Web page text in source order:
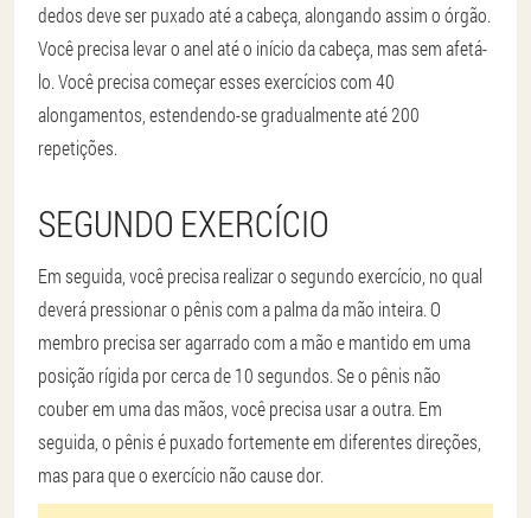
dedos deve ser puxado até a cabeça, alongando assim o órgão.
Você precisa levar o anel até o início da cabeça, mas sem afetá-
lo. Você precisa começar esses exercícios com 40
alongamentos, estendendo-se gradualmente até 200
repetições.
SEGUNDO EXERCÍCIO
Em seguida, você precisa realizar o segundo exercício, no qual
deverá pressionar o pênis com a palma da mão inteira. O
membro precisa ser agarrado com a mão e mantido em uma
posição rígida por cerca de 10 segundos. Se o pênis não
couber em uma das mãos, você precisa usar a outra. Em
seguida, o pênis é puxado fortemente em diferentes direções,
mas para que o exercício não cause dor.